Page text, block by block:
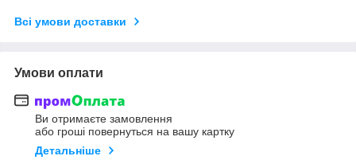
Всі умови доставки
Умови оплати
Ви отримаєте замовлення
або гроші повернуться на вашу картку
Детальніше